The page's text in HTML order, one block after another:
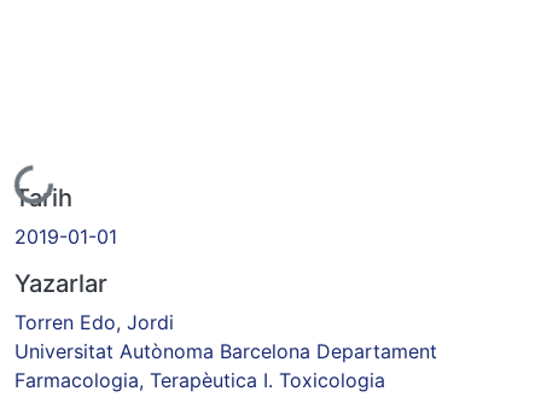
Tarih
2019-01-01
Yazarlar
Torren Edo, Jordi
Universitat Autònoma Barcelona Departament
Farmacologia, Terapèutica I. Toxicologia